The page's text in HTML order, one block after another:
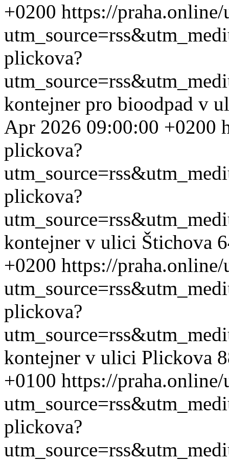
+0200 https://
plickova?
kontejner pro bioodpad v
Apr 2026 09:00:00 +0200
plickova?
plickova?
kontejner v ulici Štichova
+0200 https://
plickova?
kontejner v ulici Plickova
+0100 https://
plickova?